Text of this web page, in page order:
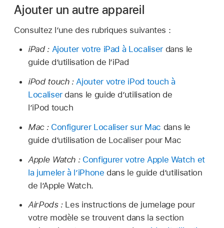
Ajouter un autre appareil
Consultez l’une des rubriques suivantes :
iPad : Ajouter votre iPad à Localiserdans le
guide d’utilisation de l’iPad
iPod touch : Ajouter votre iPod touch à
Localiserdans le guide d’utilisation de
l’iPod touch
Mac : Configurer Localiser sur Mac dans le
guide d’utilisation de Localiser pour Mac
Apple Watch : Configurer votre Apple Watch et
la jumeler à l’iPhone dans le guide d’utilisation
de l’Apple Watch.
AirPods : Les instructions de jumelage pour
votre modèle se trouvent dans la section